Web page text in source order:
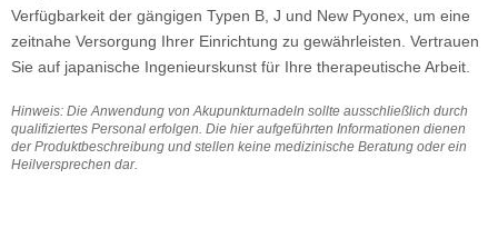
Verfügbarkeit der gängigen Typen B, J und New Pyonex, um eine
zeitnahe Versorgung Ihrer Einrichtung zu gewährleisten. Vertrauen
Sie auf japanische Ingenieurskunst für Ihre therapeutische Arbeit.
Hinweis: Die Anwendung von Akupunkturnadeln sollte ausschließlich durch
qualifiziertes Personal erfolgen. Die hier aufgeführten Informationen dienen
der Produktbeschreibung und stellen keine medizinische Beratung oder ein
Heilversprechen dar.